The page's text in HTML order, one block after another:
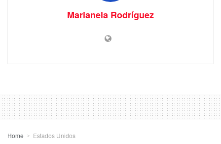
Marianela Rodríguez
Home Estados Unidos